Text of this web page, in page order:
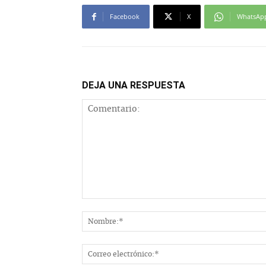
Facebook X
DEJA UNA RESPUESTA